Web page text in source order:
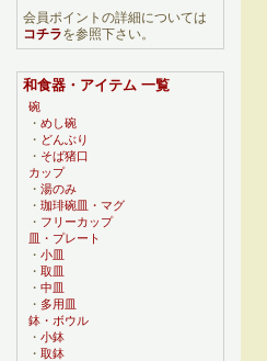
会員ポイントの詳細については
コチラを参照下さい。
和食器・アイテム 一覧
碗
・ めし碗
・ どんぶり
・ そば猪口
カップ
・ 湯のみ
・ 珈琲碗皿・マグ
・ フリーカップ
皿・プレート
・ 小皿
・ 取皿
・ 中皿
・ 多用皿
鉢・ボウル
・ 小鉢
・ 取鉢